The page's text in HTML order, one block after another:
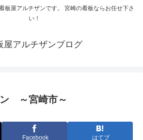
屋アルチザンです。 宮崎の看板ならお任せ下さ
い！
屋アルチザンブログ
～宮崎市～
Facebook はてブ